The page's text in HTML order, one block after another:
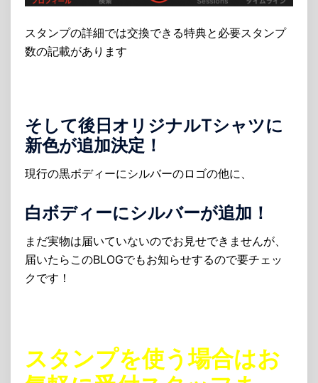
スタンプの詳細では交換できる特典と必要スタンプ
数の記載があります
そして後日オリジナルTシャツに
新色が追加決定！
現行の黒ボディーにシルバーのロゴの他に、
白ボディーにシルバーが追加！
まだ実物は届いていないのでお見せできませんが、
届いたらこのBLOGでもお知らせするので要チェッ
クです！
スタンプを使う場合はお